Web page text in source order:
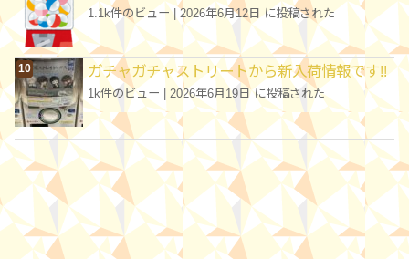
1.1k件のビュー| 2026年6月12日 に投稿された
ガチャガチャストリートから新入荷情報です!!
1k件のビュー 2026年6月19日 に投稿された